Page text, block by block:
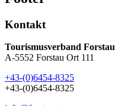
Kontakt
Tourismusverband Forstau
A-5552 Forstau Ort 111
+43-(0)6454-8325
+43-(0)6454-8325